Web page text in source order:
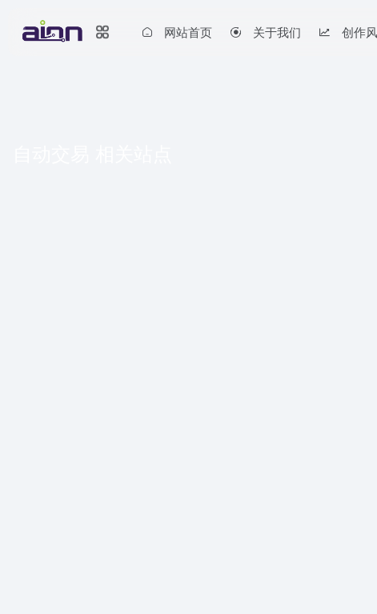
网站首页 关于我们 创作